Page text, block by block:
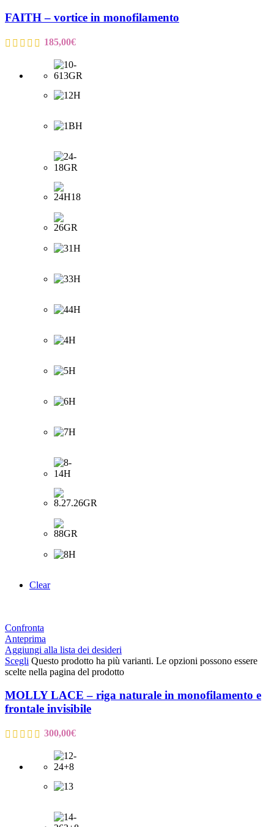
FAITH – vortice in monofilamento
185,00€
Clear
Confronta
Anteprima
Aggiungi alla lista dei desideri
Scegli Questo prodotto ha più varianti. Le opzioni possono essere
scelte nella pagina del prodotto
MOLLY LACE – riga naturale in monofilamento e
frontale invisibile
300,00€